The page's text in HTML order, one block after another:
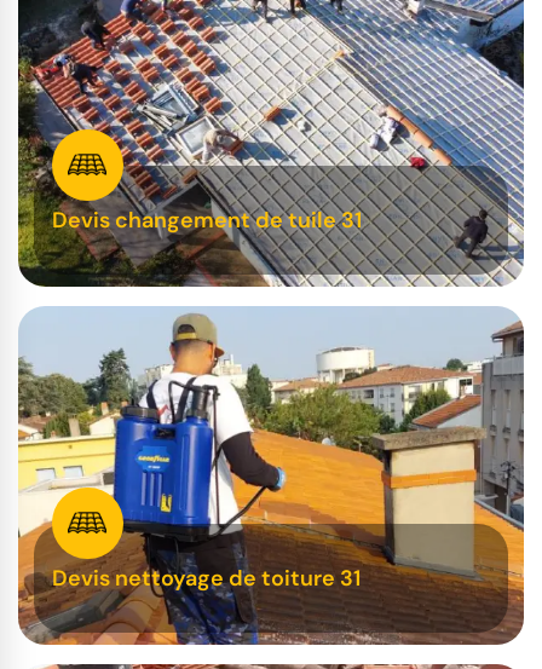
Devis changement de tuile 31
Devis nettoyage de toiture 31